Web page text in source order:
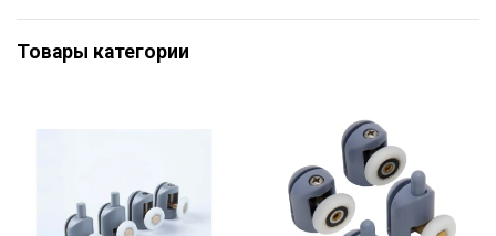
Товары категории